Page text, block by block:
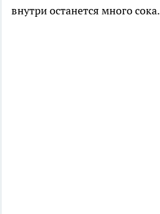
внутри останется много сока.